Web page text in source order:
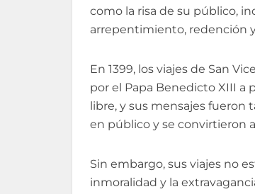
como la risa de su público,
arrepentimiento, redención
En 1399, los viajes de San
por el Papa Benedicto XIII a
libre, y sus mensajes fueron
en público y se convirtieron
Sin embargo, sus viajes no
inmoralidad y la